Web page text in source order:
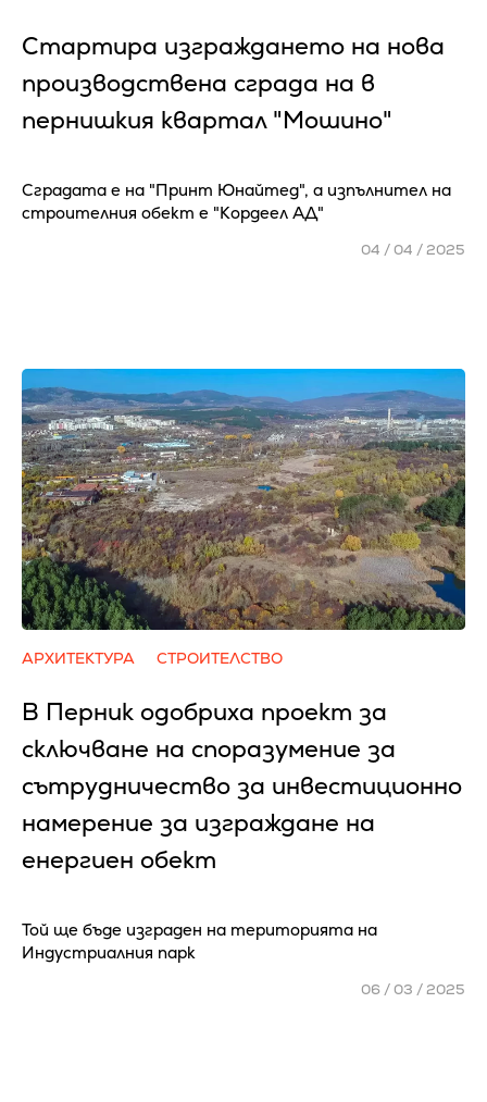
Стартира изграждането на нова
производствена сграда на в
пернишкия квартал "Мошино"
Сградата е на "Принт Юнайтед", а изпълнител на
строителния обект е "Кордеел АД"
04 / 04 / 2025
АРХИТЕКТУРА СТРОИТЕЛСТВО
В Перник одобриха проект за
сключване на споразумение за
сътрудничество за инвестиционно
намерение за изграждане на
енергиен обект
Той ще бъде изграден на територията на
Индустриалния парк
06 / 03 / 2025